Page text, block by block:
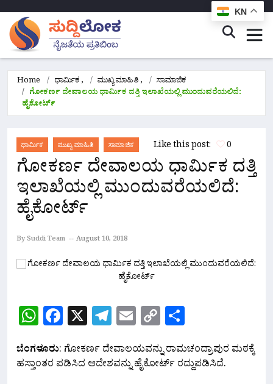
Home ಧಾರ್ಮಿಕ, ಮುಖ್ಯ ಮಾಹಿತಿ,
ಸಾಮಾಜಿಕ
ಗೋಕರ್ಣ ದೇವಾಲಯ ಧಾರ್ಮಿಕ ದತ್ತಿ ಇಲಾಖೆಯಲ್ಲಿ ಮುಂದುವರೆಯಲಿದೆ:
ಹೈಕೋರ್ಟ್
ಧಾರ್ಮಿಕ ಮುಖ್ಯ ಮಾಹಿತಿ ಸಾಮಾಜಿಕ Like this post: 0
ಗೋಕರ್ಣ ದೇವಾಲಯ ಧಾರ್ಮಿಕ ದತ್ತಿ
ಇಲಾಖೆಯಲ್ಲಿ ಮುಂದುವರೆಯಲಿದೆ:
ಹೈಕೋರ್ಟ್
By Suddi Team August 10, 2018
WhatsApp
Facebook
X Telegram
Email
Copy
Link
ಬೆಂಗಳೂರು: ಗೋಕರ್ಣ ದೇವಾಲಯವನ್ನು ರಾಮಚಂದ್ರಾಪುರ ಮಠಕ್ಕೆ
ಹಸ್ತಾಂತರ ಪಡಿಸಿದ ಆದೇಶವನ್ನು ಹೈಕೋರ್ಟ್ ರದ್ದುಪಡಿಸಿದೆ.
KN